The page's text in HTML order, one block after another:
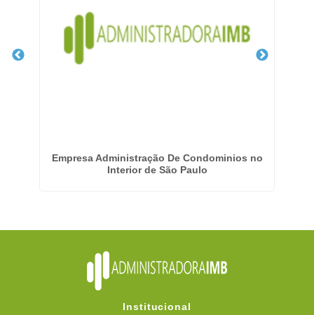
Empresa Administração De Condominios no
Interior de São Paulo
Institucional